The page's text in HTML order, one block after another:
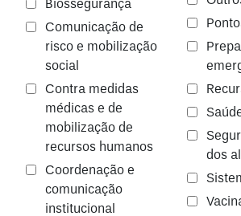
Biossegurança
Comunicação de
risco e mobilização
social
Contra medidas
médicas e de
mobilização de
recursos humanos
Coordenação e
comunicação
institucional
dos